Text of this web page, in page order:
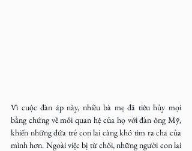
Vì cuộc đàn áp này, nhiều bà mẹ đã tiêu hủy mọi
bằng chứng về mối quan hệ của họ với đàn ông Mỹ,
khiến những đứa trẻ con lai càng khó tìm ra cha của
mình hơn. Ngoài việc bị từ chối, những người con lai